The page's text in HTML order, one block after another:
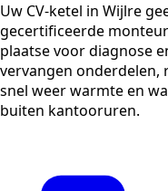
Uw CV-ketel in Wijlre
gecertificeerde
plaatse voor diagnose
vervangen onderdelen,
snel weer warmte en
buiten kantooruren.